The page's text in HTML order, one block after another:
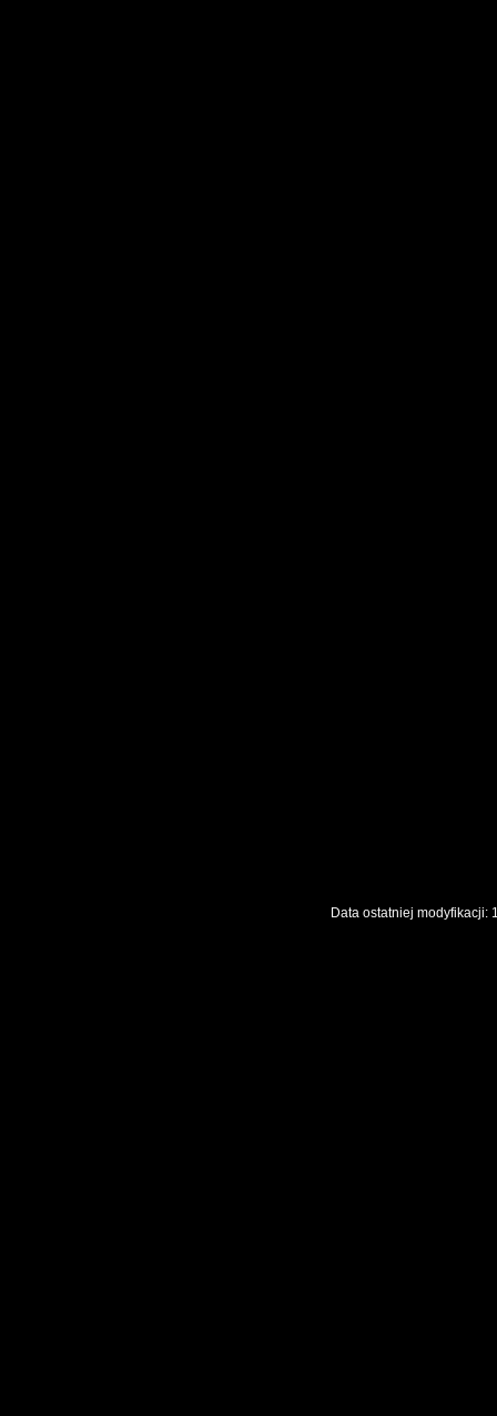
Data ostatniej